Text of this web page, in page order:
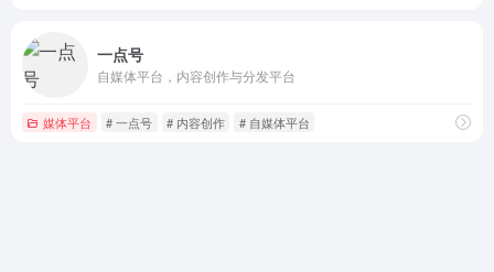
一点号
自媒体平台，内容创作与分发平台
媒体平台 # 一点号 # 内容创作 # 自媒体平台